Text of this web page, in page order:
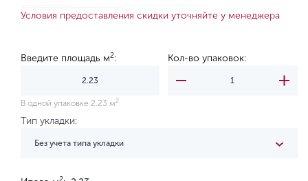
Условия предоставления скидки уточняйте у менеджера
Введите площадь м2: Кол-во упаковок:
В одной упаковке 2.23 м 2
Тип укладки:
Без учета типа укладки
2